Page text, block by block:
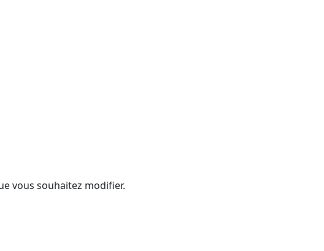
vous souhaitez modifier.